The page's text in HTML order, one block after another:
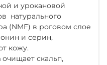
и урокановой
натурального
(NMF) в роговом слое
и серин,
кожу.
очищает скальп,